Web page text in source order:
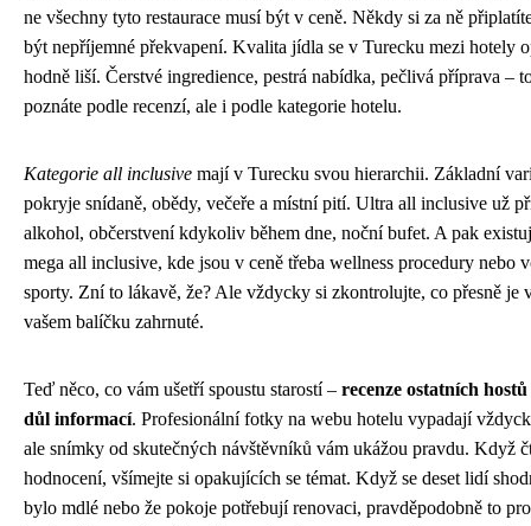
ne všechny tyto restaurace musí být v ceně. Někdy si za ně
být nepříjemné překvapení. Kvalita jídla se v Turecku mezi hotely
hodně liší. Čerstvé ingredience, pestrá nabídka, pečlivá příprava –
poznáte podle recenzí, ale i podle kategorie hotelu.
Kategorie all inclusive mají v Turecku svou hierarchii. Základní
pokryje snídaně, obědy, večeře a místní pití. Ultra all inclusive už
alkohol, občerstvení kdykoliv během dne, noční bufet. A pak
mega all inclusive, kde jsou v ceně třeba wellness procedury nebo
sporty. Zní to lákavě, že? Ale vždycky si zkontrolujte, co přesně je
vašem balíčku zahrnuté.
Teď něco, co vám ušetří spoustu starostí – recenze ostatních
důl informací. Profesionální fotky na webu hotelu vypadají
ale snímky od skutečných návštěvníků vám ukážou pravdu. Když
hodnocení, všímejte si opakujících se témat. Když se deset lidí
bylo mdlé nebo že pokoje potřebují renovaci, pravděpodobně to